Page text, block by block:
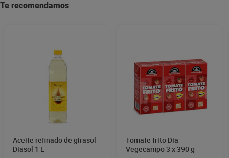
Te recomendamos
Aceite refinado de girasol
Diasol 1 L
Tomate frito Dia
Vegecampo 3 x 390 g